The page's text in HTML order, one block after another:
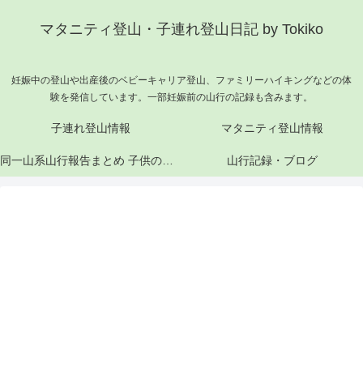
マタニティ登山・子連れ登山日記 by Tokiko
妊娠中の登山や出産後のベビーキャリア登山、ファミリーハイキングなどの体
験を発信しています。一部妊娠前の山行の記録も含みます。
子連れ登山情報 マタニティ登山情報
同一山系山行報告まとめ 子供の成長と山行記録 山行記録・ブログ